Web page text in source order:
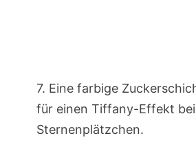
7. Eine farbige
für einen Tiffany-Effekt
Sternenplätzchen.